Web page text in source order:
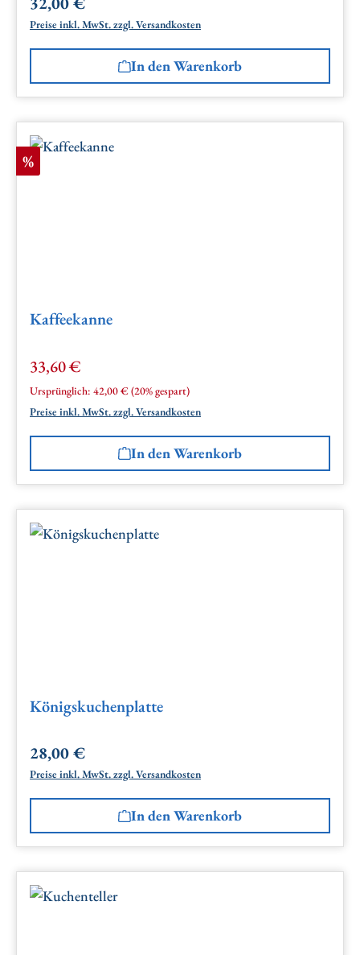
Regulärer Preis:
Preise inkl. MwSt. zzgl. Versandkosten
In den Warenkorb
Rabatt
%
Kaffeekanne
Verkaufspreis:
33,60 €
Ursprünglich: Regulärer Preis:
42,00 €(20% gespart)
Preise inkl. MwSt. zzgl. Versandkosten
In den Warenkorb
Königskuchenplatte
Regulärer Preis:
28,00 €
Preise inkl. MwSt. zzgl. Versandkosten
In den Warenkorb